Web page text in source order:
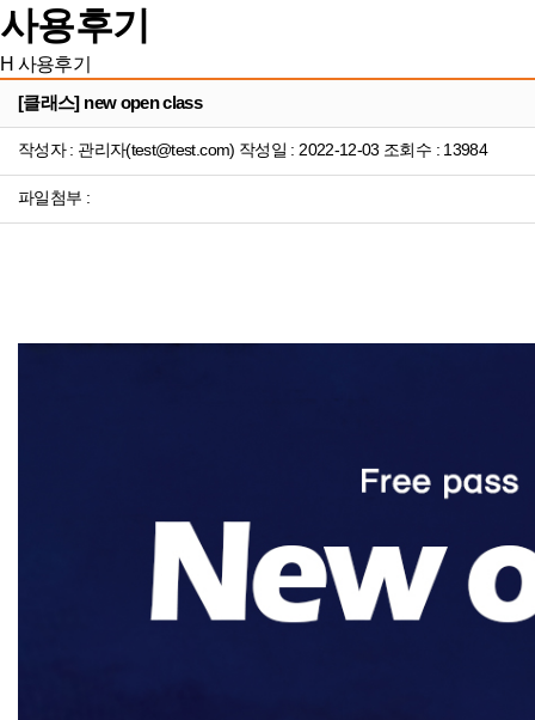
사용후기
H 사용후기
[클래스] new open class
작성자 : 관리자(test@test.com) 작성일 : 2022-12-03 조회수 : 13984
파일첨부 :